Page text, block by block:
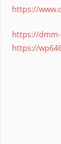
https://
https://
https://